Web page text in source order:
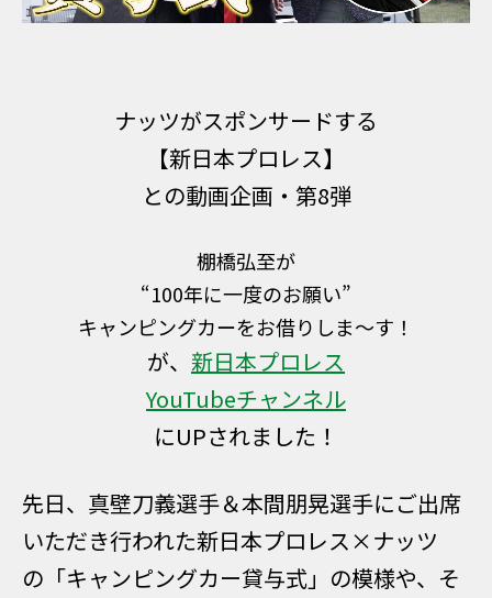
ナッツがスポンサードする
【新日本プロレス】
との動画企画・第8弾
棚橋弘至が
“100年に一度のお願い”
キャンピングカーをお借りしま〜す！
が、 新日本プロレス
YouTubeチャンネル
にUPされました！
先日、 真壁刀義選手＆本間朋晃選手にご出席
いただき行われた新日本プロレス×ナッツ
の 「キャンピングカー貸与式」の模様や、そ